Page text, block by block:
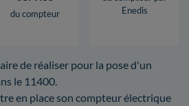
du compteur
Enedis
de réaliser pour la pose d'un
le 11400.
en place son compteur électrique